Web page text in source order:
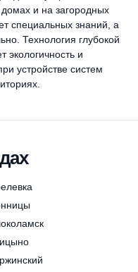
и на загородных
специальных знаний, а
Технология глубокой
экологичность и
устройстве систем